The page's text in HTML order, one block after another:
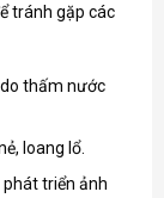
tránh gặp các
thấm nước
loang lổ.
triển ảnh